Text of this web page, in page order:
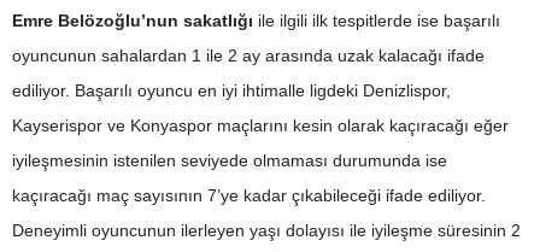
Emre Belözoğlu’nun sakatlığı ile ilgili ilk tespitlerde ise başarılı
oyuncunun sahalardan 1 ile 2 ay arasında uzak kalacağı ifade
ediliyor. Başarılı oyuncu en iyi ihtimalle ligdeki Denizlispor,
Kayserispor ve Konyaspor maçlarını kesin olarak kaçıracağı eğer
iyileşmesinin istenilen seviyede olmaması durumunda ise
kaçıracağı maç sayısının 7’ye kadar çıkabileceği ifade ediliyor.
Deneyimli oyuncunun ilerleyen yaşı dolayısı ile iyileşme süresinin 2